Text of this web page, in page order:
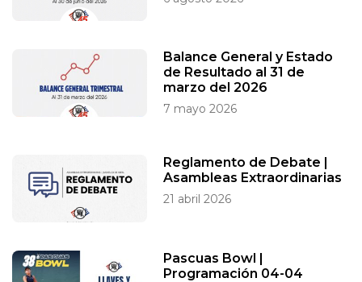
Balance General y Estado
de Resultado al 31 de
marzo del 2026
7 mayo 2026
Reglamento de Debate |
Asambleas Extraordinarias
21 abril 2026
Pascuas Bowl |
Programación 04-04